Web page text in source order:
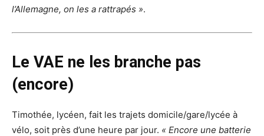
l’Allemagne, on les a rattrapés ».
Le VAE ne les branche pas
(encore)
Timothée, lycéen, fait les trajets domicile/gare/lycée à
vélo, soit près d’une heure par jour. « Encore une batterie